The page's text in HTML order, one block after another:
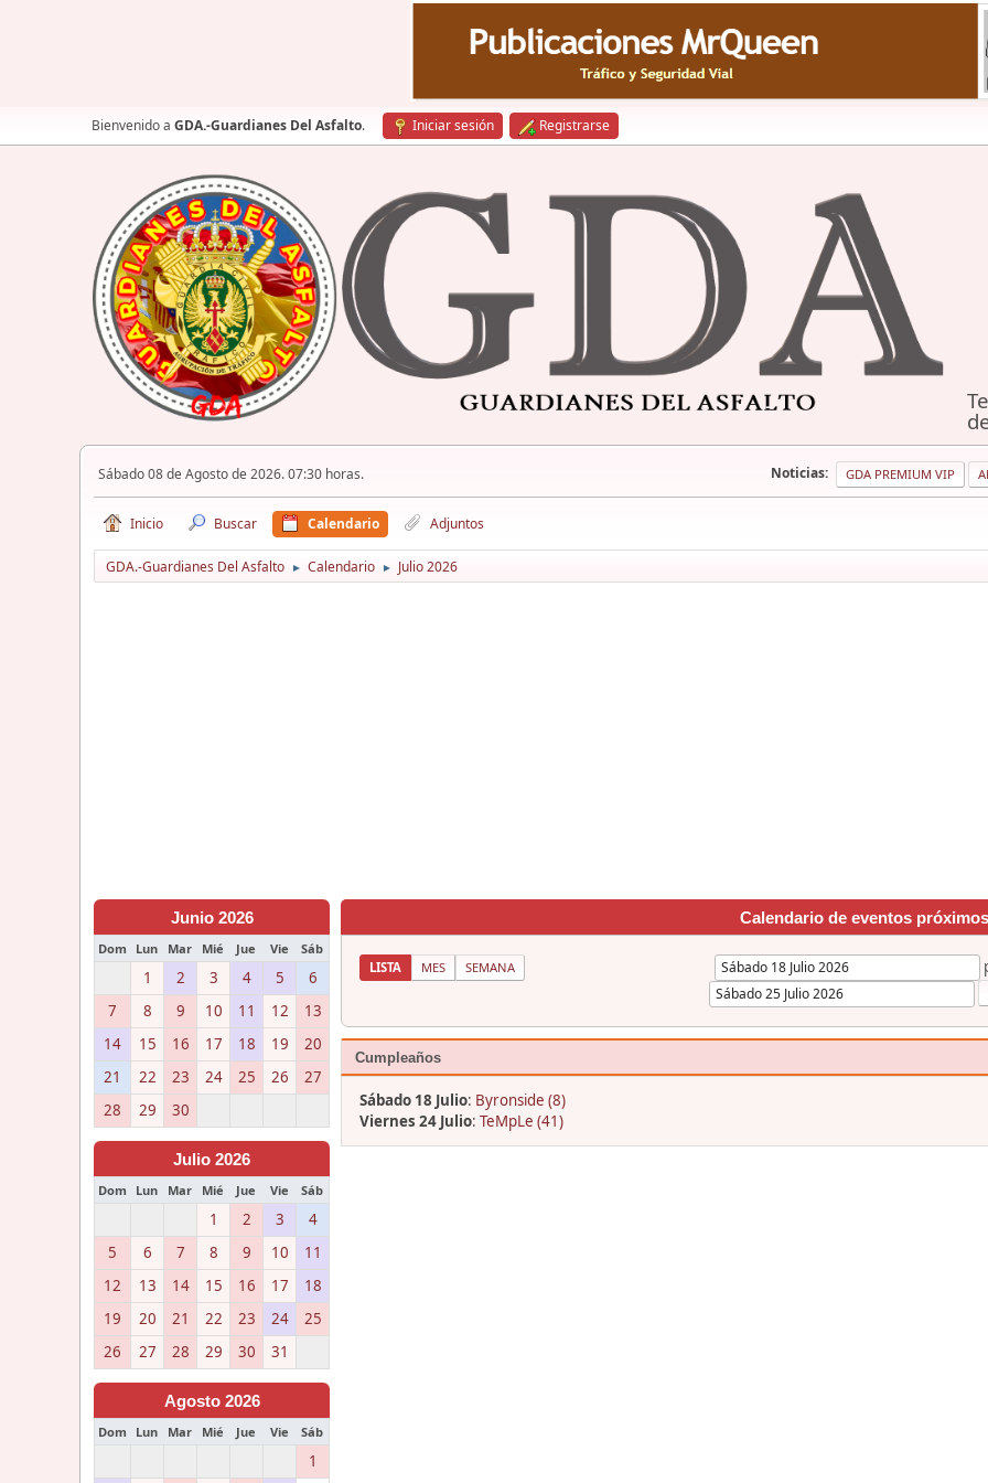
Bienvenido a GDA.-Guardianes Del Asfalto. Iniciar sesión Registrarse
Sábado 08 de Agosto de 2026. 07:30 horas. Noticias: GDA PREMIUM VIP
Inicio Buscar Calendario Adjuntos
GDA.-Guardianes Del Asfalto ► Calendario ► Julio 2026
Junio 2026
Dom Lun Mar Mié Jue Vie Sáb
1 2 3 4 5
6
7
8 9 10 11 12
13
14
15 16 17 18 19
20
21
22 23 24 25 26
27
28
29 30
Julio 2026
Dom Lun Mar Mié Jue Vie Sáb
1 2 3
4
5
6 7 8 9 10
11
12
13 14 15 16 17
18
19
20 21 22 23 24
25
26
27 28 29 30 31
Agosto 2026
Dom Lun Mar Mié Jue Vie Sáb
1
Calendario de eventos próximos
LISTA MES SEMANA
Cumpleaños
Sábado 18 Julio: Byronside (8)
Viernes 24 Julio: TeMpLe (41)